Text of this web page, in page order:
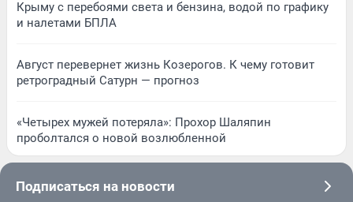
Крыму с перебоями света и бензина, водой по графику
и налетами БПЛА
Август перевернет жизнь Козерогов. К чему готовит
ретроградный Сатурн — прогноз
«Четырех мужей потеряла»: Прохор Шаляпин
проболтался о новой возлюбленной
Подписаться на новости